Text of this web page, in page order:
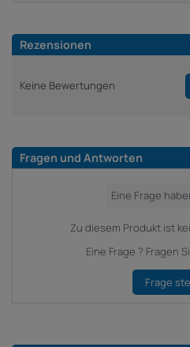
Rezensionen
Keine Bewertungen
Fragen und Antworten
Zu diesem Produkt ist
Eine Frage ? Fragen
Frage